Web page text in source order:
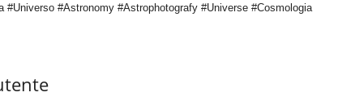
#Astronomy #Astrophotografy #Universe #Cosmologia